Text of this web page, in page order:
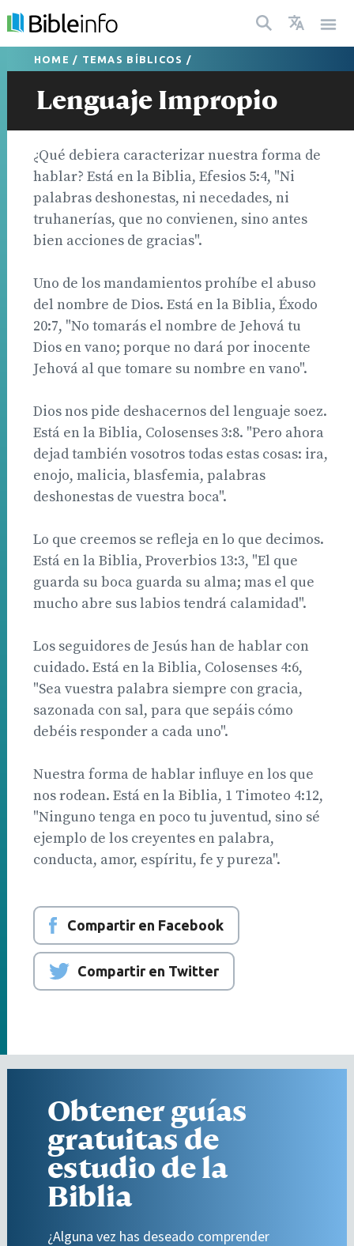
HOME / TEMAS BÍBLICOS /
Lenguaje Impropio
¿Qué debiera caracterizar nuestra forma de
hablar? Está en la Biblia, Efesios 5:4, "Ni
palabras deshonestas, ni necedades, ni
truhanerías, que no convienen, sino antes
bien acciones de gracias".
Uno de los mandamientos prohíbe el abuso
del nombre de Dios. Está en la Biblia, Éxodo
20:7, "No tomarás el nombre de Jehová tu
Dios en vano; porque no dará por inocente
Jehová al que tomare su nombre en vano".
Dios nos pide deshacernos del lenguaje soez.
Está en la Biblia, Colosenses 3:8. "Pero ahora
dejad también vosotros todas estas cosas: ira,
enojo, malicia, blasfemia, palabras
deshonestas de vuestra boca".
Lo que creemos se refleja en lo que decimos.
Está en la Biblia, Proverbios 13:3, "El que
guarda su boca guarda su alma; mas el que
mucho abre sus labios tendrá calamidad".
Los seguidores de Jesús han de hablar con
cuidado. Está en la Biblia, Colosenses 4:6,
"Sea vuestra palabra siempre con gracia,
sazonada con sal, para que sepáis cómo
debéis responder a cada uno".
Nuestra forma de hablar influye en los que
nos rodean. Está en la Biblia, 1 Timoteo 4:12,
"Ninguno tenga en poco tu juventud, sino sé
ejemplo de los creyentes en palabra,
conducta, amor, espíritu, fe y pureza".
Compartir en Facebook
Compartir en Twitter
Obtener guías
gratuitas de
estudio de la
Biblia
¿Alguna vez has deseado comprender